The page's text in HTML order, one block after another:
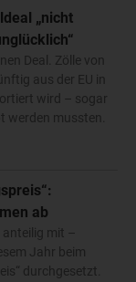
„nicht
Deal. Zölle von
aus der EU in
wird – sogar
werden mussten.
ab
mit –
Jahr beim
durchgesetzt.